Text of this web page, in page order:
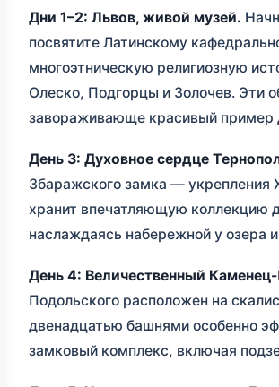
Дни 1–2: Львов, живой музей.
посвятите Латинскому
многоэтническую религиозную
Олеско, Подгорцы и Золочев. Эти
завораживающе красивый пример
День 3: Духовное сердце
Збаражского замка — укрепления
хранит впечатляющую коллекцию
наслаждаясь набережной у озера
День 4: Величественный
Подольского расположен на
двенадцатью башнями особенно
замковый комплекс, включая